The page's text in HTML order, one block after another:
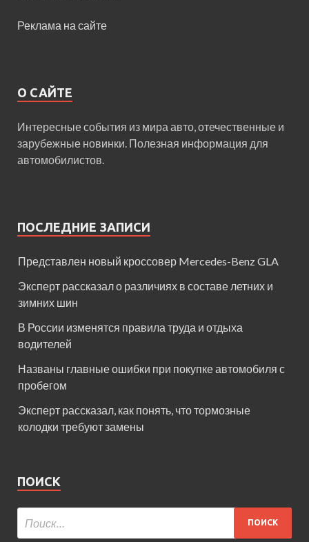
Реклама на сайте
О САЙТЕ
Интересные события из мира авто, отечественные и
зарубежные новинки. Полезная информация для
автомобилистов.
ПОСЛЕДНИЕ ЗАПИСИ
Представлен новый кроссовер Mercedes-Benz GLA
Эксперт рассказал о различиях в составе летних и
зимних шин
В России изменятся правила труда и отдыха
водителей
Названы главные ошибки при покупке автомобиля с
пробегом
Эксперт рассказал, как понять, что тормозные
колодки требуют замены
ПОИСК